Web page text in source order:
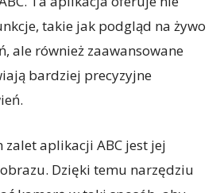
takie jak podgląd na żywo
ale również zaawansowane
bardziej precyzyjne
zalet aplikacji ABC jest jej
Dzięki temu narzędziu